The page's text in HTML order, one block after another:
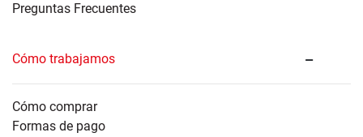
Preguntas Frecuentes
Cómo trabajamos
Cómo comprar
Formas de pago